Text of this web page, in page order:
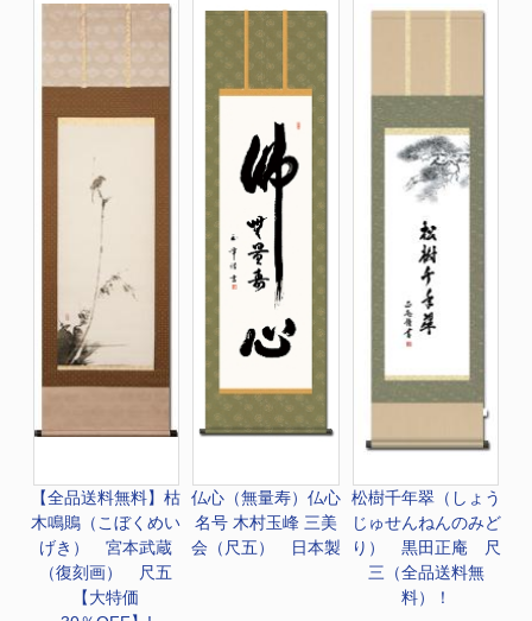
【全品送料無料】枯
木鳴鵙（こぼくめい
げき） 宮本武蔵
（復刻画） 尺五
【大特価
仏心（無量寿） 仏心
名号 木村玉峰 三美
会（尺五） 日本製
松樹千年翠（しょう
じゅせんねんのみど
り） 黒田正庵 尺
三（全品送料無
料）！